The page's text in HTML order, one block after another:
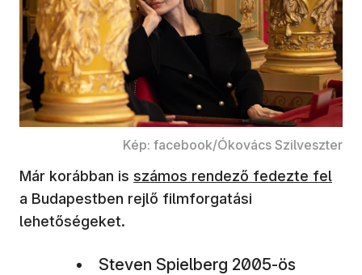
Kép: facebook/Ókovács Szilveszter
Már korábban is számos rendező fedezte fel
a Budapestben rejlő filmforgatási
lehetőségeket.
Steven Spielberg 2005-ös